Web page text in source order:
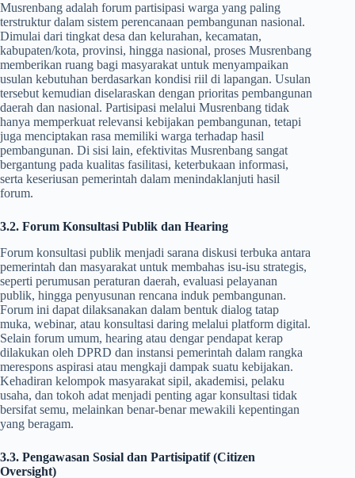
Musrenbang adalah forum partisipasi warga yang paling
terstruktur dalam sistem perencanaan pembangunan nasional.
Dimulai dari tingkat desa dan kelurahan, kecamatan,
kabupaten/kota, provinsi, hingga nasional, proses Musrenbang
memberikan ruang bagi masyarakat untuk menyampaikan
usulan kebutuhan berdasarkan kondisi riil di lapangan. Usulan
tersebut kemudian diselaraskan dengan prioritas pembangunan
daerah dan nasional. Partisipasi melalui Musrenbang tidak
hanya memperkuat relevansi kebijakan pembangunan, tetapi
juga menciptakan rasa memiliki warga terhadap hasil
pembangunan. Di sisi lain, efektivitas Musrenbang sangat
bergantung pada kualitas fasilitasi, keterbukaan informasi,
serta keseriusan pemerintah dalam menindaklanjuti hasil
forum.
3.2. Forum Konsultasi Publik dan Hearing
Forum konsultasi publik menjadi sarana diskusi terbuka antara
pemerintah dan masyarakat untuk membahas isu-isu strategis,
seperti perumusan peraturan daerah, evaluasi pelayanan
publik, hingga penyusunan rencana induk pembangunan.
Forum ini dapat dilaksanakan dalam bentuk dialog tatap
muka, webinar, atau konsultasi daring melalui platform digital.
Selain forum umum, hearing atau dengar pendapat kerap
dilakukan oleh DPRD dan instansi pemerintah dalam rangka
merespons aspirasi atau mengkaji dampak suatu kebijakan.
Kehadiran kelompok masyarakat sipil, akademisi, pelaku
usaha, dan tokoh adat menjadi penting agar konsultasi tidak
bersifat semu, melainkan benar-benar mewakili kepentingan
yang beragam.
3.3. Pengawasan Sosial dan Partisipatif (Citizen
Oversight)